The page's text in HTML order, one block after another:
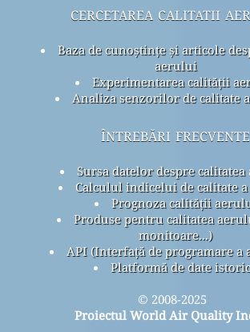
cercetarea calitatii
Baza de cunoștințe și articole
aerului
Experimentarea calității
Analiza senzorilor de calitate
întrebări frecvente
Sursa datelor despre
Calculul indicelui de calitate
Prognoza calității
Produse pentru calitatea
monitoare...)
API (Interfață de programare a
Platformă de date
© 2008-2025
Proiectul World Air Quality